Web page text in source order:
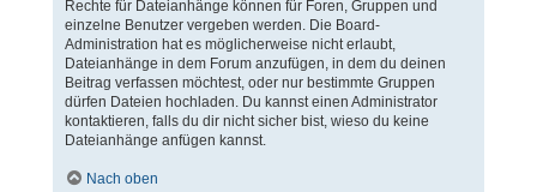
Rechte für Dateianhänge können für Foren, Gruppen und
einzelne Benutzer vergeben werden. Die Board-
Administration hat es möglicherweise nicht erlaubt,
Dateianhänge in dem Forum anzufügen, in dem du deinen
Beitrag verfassen möchtest, oder nur bestimmte Gruppen
dürfen Dateien hochladen. Du kannst einen Administrator
kontaktieren, falls du dir nicht sicher bist, wieso du keine
Dateianhänge anfügen kannst.
Nach oben